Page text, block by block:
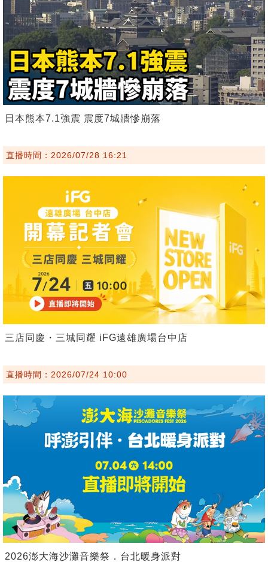
日本熊本7.1強震 震度7城牆慘崩落
直播時間：2026/07/28 16:21
三店同慶・三城同耀 iFG遠雄廣場台中店
直播時間：2026/07/24 10:00
2026澎大海沙灘音樂祭．台北暖身派對